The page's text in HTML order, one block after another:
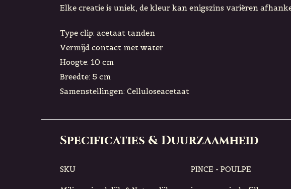
Elke creatie is uniek, de kleur kan enigszins variëren
Type clip: acetaat tanden
Vermijd contact met water
Hoogte: 10 cm
Breedte: 5 cm
Samenstellingen: Celluloseacetaat
Specificaties & Duurzaamheid
SKU PINCE - POULPE